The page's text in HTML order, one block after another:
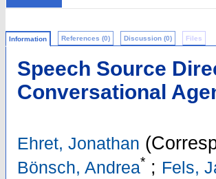
Information References (0) Discussion (0) Files
Speech Source
Conversational
Ehret, Jonathan
Bönsch, Andrea* ; Fels,